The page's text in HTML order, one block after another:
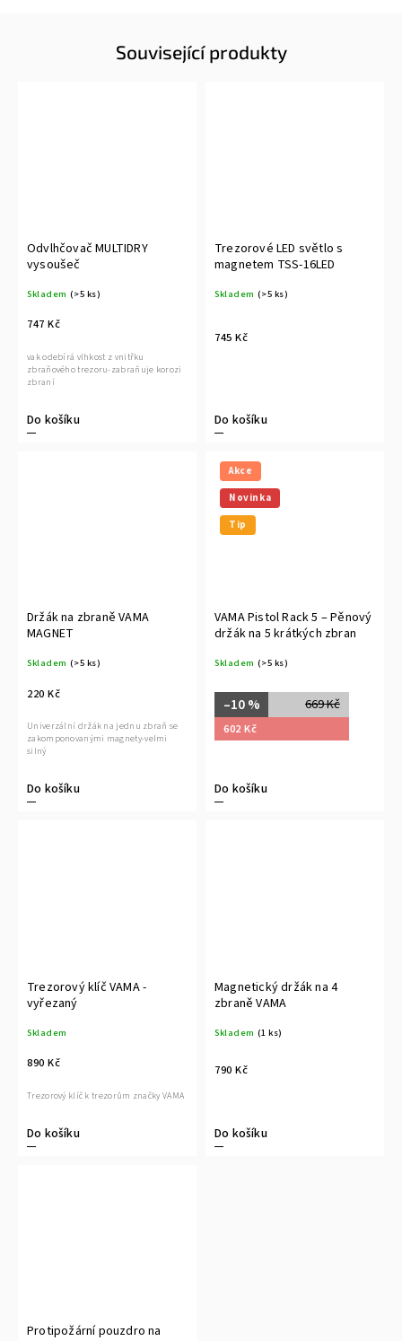
Související produkty
Odvlhčovač MULTIDRY
vysoušeč
Skladem (>5 ks)
747 Kč
Do košíku
vak odebírá vlhkost z vnitřku
zbraňového trezoru-zabraňuje korozi
zbraní
Trezorové LED světlo s
magnetem TSS-16LED
Skladem (>5 ks)
745 Kč
Do košíku
Držák na zbraně VAMA
MAGNET
Skladem (>5 ks)
220 Kč
Do košíku
Univerzální držák na jednu zbraň se
zakomponovanými magnety-velmi
silný
Akce
Novinka
Tip
VAMA Pistol Rack 5 – Pěnový
držák na 5 krátkých zbran
Skladem (>5 ks)
669 Kč
–10 %
602 Kč
Do košíku
Trezorový klíč VAMA -
vyřezaný
Skladem
890 Kč
Do košíku
Trezorový klíč k trezorům značky VAMA
Magnetický držák na 4
zbraně VAMA
Skladem (1 ks)
790 Kč
Do košíku
Protipožární pouzdro na